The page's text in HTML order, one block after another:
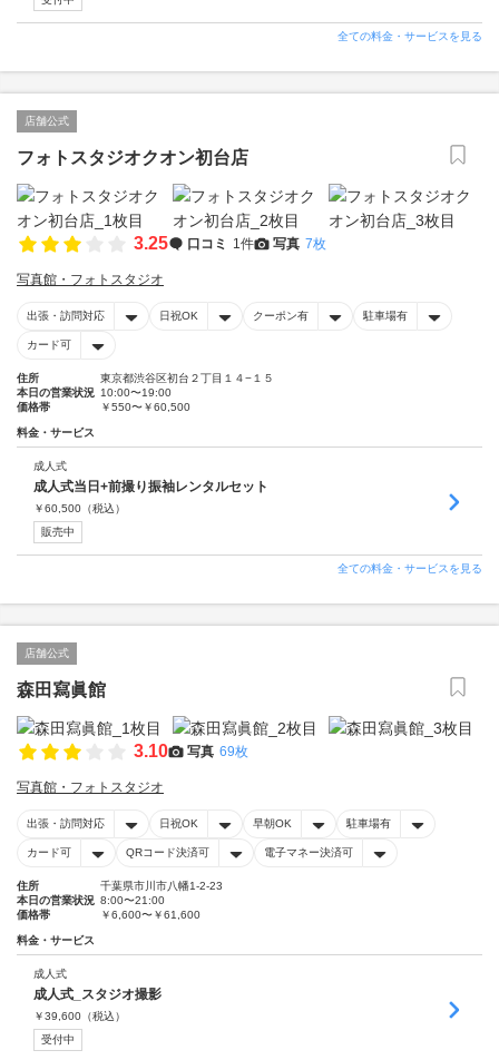
全ての料金・サービスを見る
店舗公式
フォトスタジオクオン初台店
3.25 口コミ 1件 写真 7枚
写真館・フォトスタジオ
出張・訪問対応 日祝OK クーポン有 駐車場有
カード可
住所
東京都渋谷区初台２丁目１４−１５
本日の営業状況 10:00〜19:00
価格帯
￥550〜￥60,500
料金・サービス
成人式
成人式当日+前撮り振袖レンタルセット
￥60,500 （税込）
販売中
全ての料金・サービスを見る
店舗公式
森田寫眞館
3.10 写真 69枚
写真館・フォトスタジオ
出張・訪問対応 日祝OK 早朝OK 駐車場有
カード可 QRコード決済可 電子マネー決済可
住所
千葉県市川市八幡1-2-23
本日の営業状況 8:00〜21:00
価格帯
￥6,600〜￥61,600
料金・サービス
成人式
成人式_スタジオ撮影
￥39,600 （税込）
受付中